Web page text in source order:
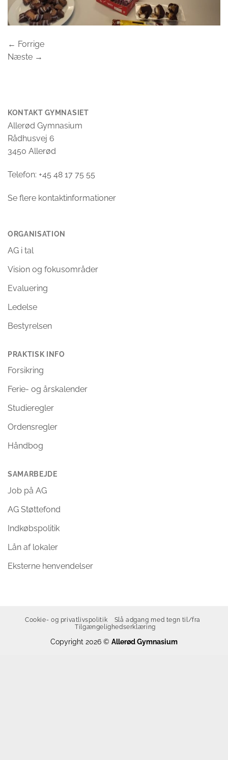
← Forrige
Næste →
KONTAKT GYMNASIET
Allerød Gymnasium
Rådhusvej 6
3450 Allerød
Telefon: +45 48 17 75 55
Se flere kontaktinformationer
ORGANISATION
AG i tal
Vision og fokusområder
Evaluering
Ledelse
Bestyrelsen
PRAKTISK INFO
Forsikring
Ferie- og årskalender
Studieregler
Ordensregler
Håndbog
SAMARBEJDE
Job på AG
AG Støttefond
Indkøbspolitik
Lån af lokaler
Eksterne henvendelser
Cookie- og privatlivspolitik
Slå adgang med tegn til/fra
Tilgængelighedserklæring
Copyright 2026 © Allerød Gymnasium